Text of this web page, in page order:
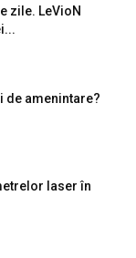
zile. LeVioN
de amenintare?
laser în